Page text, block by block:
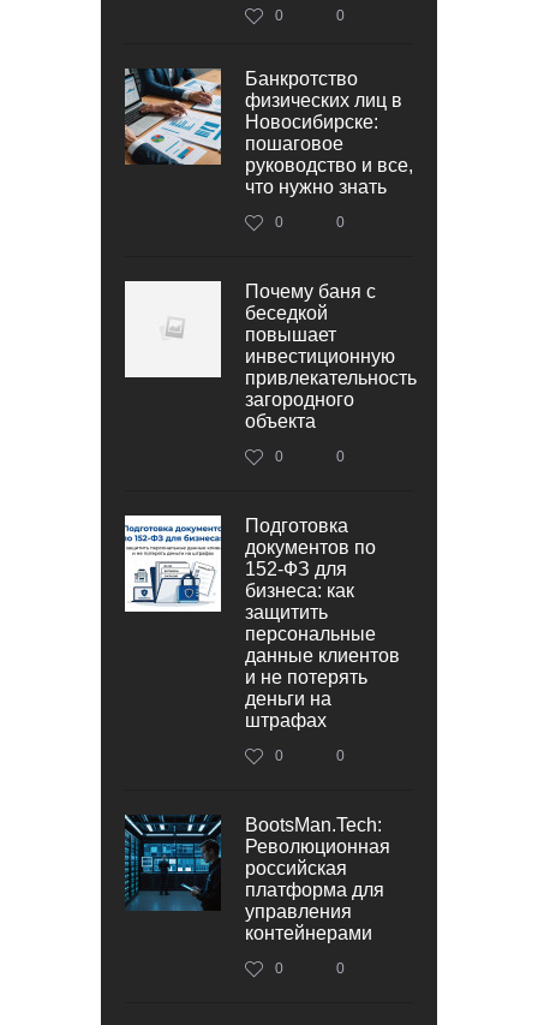
0 0
Банкротство
физических лиц в
Новосибирске:
пошаговое
руководство и все,
что нужно знать
0 0
Почему баня с
беседкой
повышает
инвестиционную
привлекательность
загородного
объекта
0 0
Подготовка
документов по
152‑ФЗ для
бизнеса: как
защитить
персональные
данные клиентов
и не потерять
деньги на
штрафах
0 0
BootsMan.Tech:
Революционная
российская
платформа для
управления
контейнерами
0 0